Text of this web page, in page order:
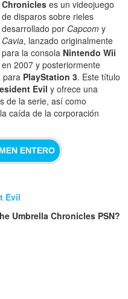
Chronicles es un videojuego
de disparos sobre rieles
desarrollado por Capcom y
Cavia, lanzado originalmente
para la consola Nintendo Wii
en 2007 y posteriormente
para PlayStation 3. Este título
Evil y ofrece una
de la serie, así como
caída de la corporación
ENTERO
Evil
Umbrella Chronicles PSN?